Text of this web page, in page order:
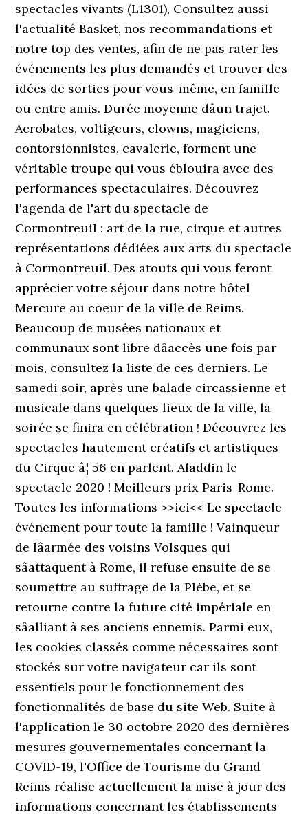
spectacles vivants (L1301), Consultez aussi
l'actualité Basket, nos recommandations et
notre top des ventes, afin de ne pas rater les
événements les plus demandés et trouver des
idées de sorties pour vous-même, en famille
ou entre amis. Durée moyenne dâun trajet.
Acrobates, voltigeurs, clowns, magiciens,
contorsionnistes, cavalerie, forment une
véritable troupe qui vous éblouira avec des
performances spectaculaires. Découvrez
l'agenda de l'art du spectacle de
Cormontreuil : art de la rue, cirque et autres
représentations dédiées aux arts du spectacle
à Cormontreuil. Des atouts qui vous feront
apprécier votre séjour dans notre hôtel
Mercure au coeur de la ville de Reims.
Beaucoup de musées nationaux et
communaux sont libre dâaccès une fois par
mois, consultez la liste de ces derniers. Le
samedi soir, après une balade circassienne et
musicale dans quelques lieux de la ville, la
soirée se finira en célébration ! Découvrez les
spectacles hautement créatifs et artistiques
du Cirque â¦ 56 en parlent. Aladdin le
spectacle 2020 ! Meilleurs prix Paris-Rome.
Toutes les informations >>ici<< Le spectacle
événement pour toute la famille ! Vainqueur
de lâarmée des voisins Volsques qui
sâattaquent à Rome, il refuse ensuite de se
soumettre au suffrage de la Plèbe, et se
retourne contre la future cité impériale en
sâalliant à ses anciens ennemis. Parmi eux,
les cookies classés comme nécessaires sont
stockés sur votre navigateur car ils sont
essentiels pour le fonctionnement des
fonctionnalités de base du site Web. Suite à
l'application le 30 octobre 2020 des dernières
mesures gouvernementales concernant la
COVID-19, l'Office de Tourisme du Grand
Reims réalise actuellement la mise à jour des
informations concernant les établissements